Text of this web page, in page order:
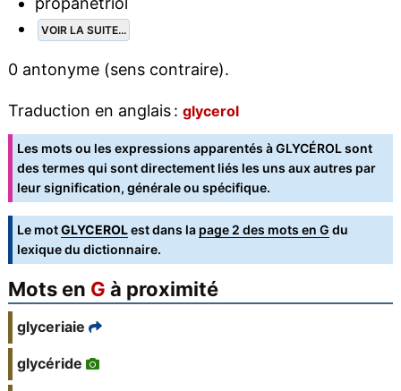
VOIR LA SUITE...
0 antonyme (sens contraire).
Traduction en anglais : glycerol
Les mots ou les expressions apparentés à GLYCÉROL sont
des termes qui sont directement liés les uns aux autres par
leur signification, générale ou spécifique.
Le motGLYCEROLest dans la page 2 des mots en G du
lexique du dictionnaire.
Mots en G à proximité
glyceriaie
glycéride